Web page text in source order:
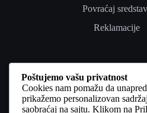
Povraćaj
Reklamacije
Poverenje i pravno
Uslovi
Poštujemo vašu privatnost
Cookies nam pomažu da
prikažemo personalizovan
saobraćaj na sajtu. Klikom na